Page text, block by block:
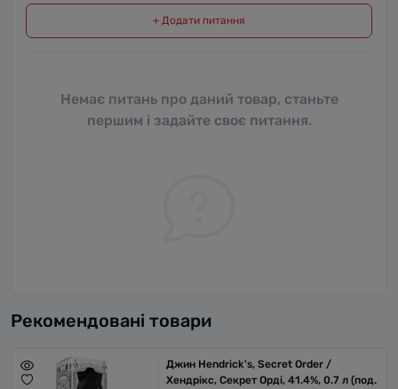
+ Додати питання
Немає питань про даний товар, станьте
першим і задайте своє питання.
Рекомендовані товари
Джин Hendrick's, Secret Order /
Хендрікс, Секрет Орді, 41.4%, 0.7 л (под.